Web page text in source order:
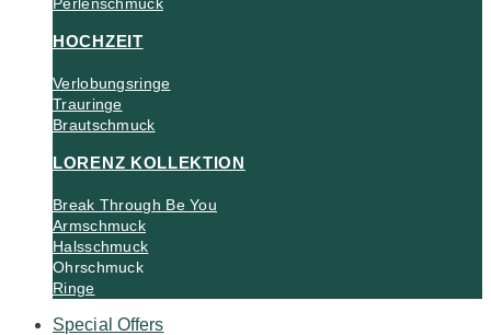
HOCHZEIT
Verlobungsringe
Trauringe
Brautschmuck
LORENZ KOLLEKTION
Break Through Be You
Armschmuck
Halsschmuck
Ohrschmuck
Ringe
Special Offers